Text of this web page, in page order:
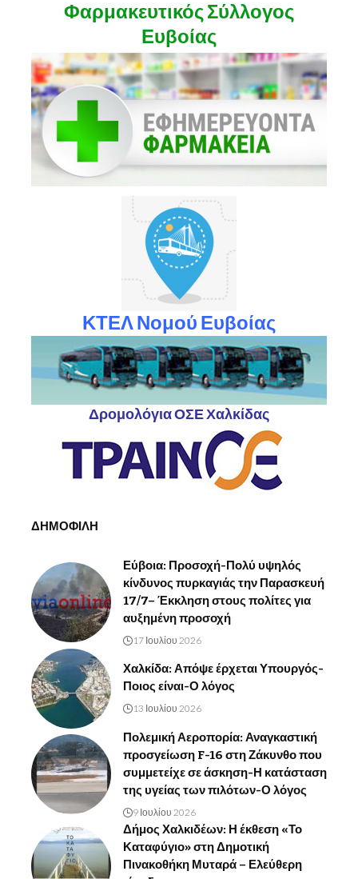
Φαρμακευτικός Σύλλογος
Ευβοίας
ΚΤΕΛ Νομού Ευβοίας
Δρομολόγια ΟΣΕ Χαλκίδας
ΔΗΜΟΦΙΛΗ
Εύβοια: Προσοχή-Πολύ υψηλός
κίνδυνος πυρκαγιάς την Παρασκευή
17/7– Έκκληση στους πολίτες για
αυξημένη προσοχή
17 Ιουλίου 2026
Χαλκίδα: Απόψε έρχεται Υπουργός-
Ποιος είναι-Ο λόγος
13 Ιουλίου 2026
Πολεμική Αεροπορία: Αναγκαστική
προσγείωση F-16 στη Ζάκυνθο που
συμμετείχε σε άσκηση-Η κατάσταση
της υγείας των πιλότων-Ο λόγος
9 Ιουλίου 2026
Δήμος Χαλκιδέων: Η έκθεση «Το
Καταφύγιο» στη Δημοτική
Πινακοθήκη Μυταρά – Ελεύθερη